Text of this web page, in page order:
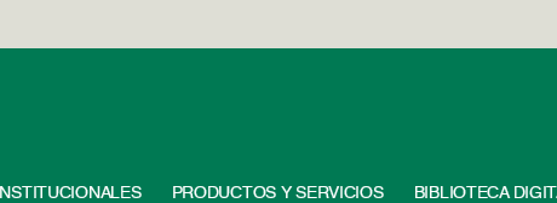
INSTITUCIONALES PRODUCTOS Y SERVICIOS BIBLIOTECA